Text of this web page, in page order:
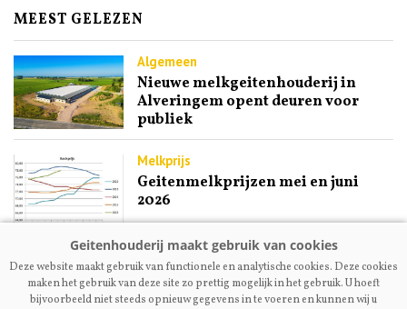
MEEST GELEZEN
Algemeen
Nieuwe melkgeitenhouderij in
Alveringem opent deuren voor
publiek
Melkprijs
Geitenmelkprijzen mei en juni
2026
Fokkerij | Premium
Ex-NOG-bestuurslid Engel
Kupers: ‘Maak fokcommissie
Deze website maakt gebruik van functionele en analytische cookies. Deze cookies
maken het gebruik van deze site zo prettig mogelijk in het gebruik. U hoeft
bijvoorbeeld niet steeds opnieuw gegevens in te voeren en kunnen wij u